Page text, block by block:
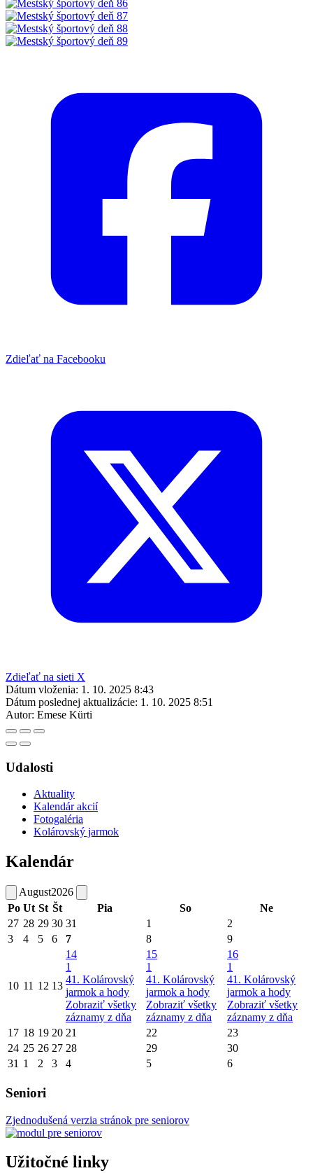
Zdieľať na Facebooku
Zdieľať na sieti X
Dátum vloženia: 1. 10. 2025 8:43
Dátum poslednej aktualizácie: 1. 10. 2025 8:51
Autor: Emese Kürti
Udalosti
Aktuality
Kalendár akcií
Fotogaléria
Kolárovský jarmok
Kalendár
August2026
Po Ut St Št Pia So
Ne
27 28 29 30 31 1
2
3
4 5 6 7 8 9
10 11 12 13
14
1
41. Kolárovský
jarmok a hody
Zobraziť všetky
záznamy z dňa
15
1
41. Kolárovský
jarmok a hody
Zobraziť všetky
záznamy z dňa
16
1
41. Kolárovský
jarmok a hody
Zobraziť všetky
záznamy z dňa
17 18 19 20 21 22
23
24 25 26 27 28 29
30
31 1 2 3 4 5 6
Seniori
Zjednodušená verzia stránok pre seniorov
Užitočné linky